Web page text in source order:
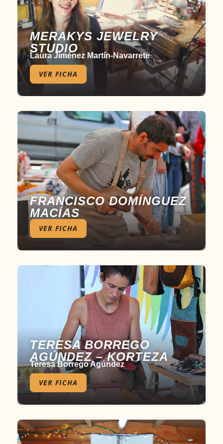
MERAKYS JEWELRY
STUDIO
Laura Jiménez Martín-Navarrete
VER FICHA
FRANCISCO DOMÍNGUEZ
MACÍAS
VER FICHA
TERESA BORREGO
AGÚNDEZ – KORTEZA
Teresa Borrego Agúndez
VER FICHA